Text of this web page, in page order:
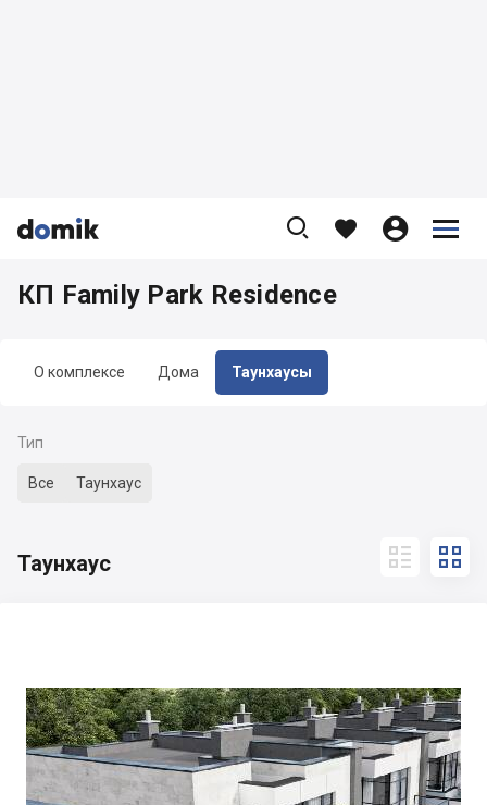


    


О комплексе Дома Таунхаусы
КП Family Park Residence
Тип
Все Таунхаус
Таунхаус  